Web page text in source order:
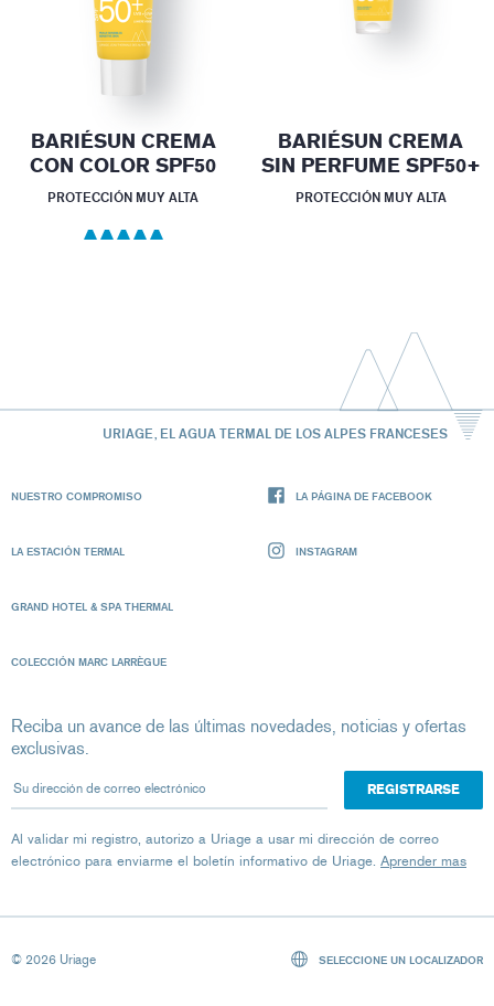
BARIÉSUN CREMA
CON COLOR SPF50
PROTECCIÓN MUY ALTA
BARIÉSUN CREMA
SIN PERFUME SPF50+
PROTECCIÓN MUY ALTA
URIAGE, EL AGUA TERMAL DE LOS ALPES FRANCESES
NUESTRO COMPROMISO
LA ESTACIÓN TERMAL
GRAND HOTEL & SPA THERMAL
COLECCIÓN MARC LARRÈGUE
LA PÁGINA DE FACEBOOK
INSTAGRAM
Reciba un avance de las últimas novedades, noticias y ofertas
exclusivas.
Su dirección de correo electrónico
Al validar mi registro, autorizo ​​a Uriage a usar mi dirección de correo
electrónico para enviarme el boletín informativo de Uriage. Aprender mas
© 2026 Uriage SELECCIONE UN LOCALIZADOR